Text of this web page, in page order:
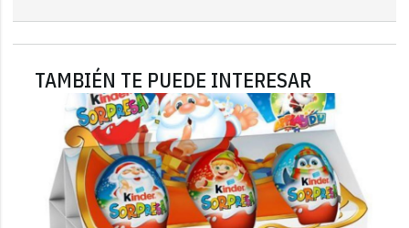
TAMBIÉN TE PUEDE INTERESAR